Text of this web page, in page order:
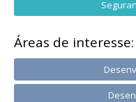
Áreas de interesse: